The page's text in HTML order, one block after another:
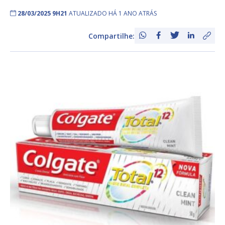
28/03/2025 9H21 ATUALIZADO HÁ 1 ANO ATRÁS
Compartilhe: